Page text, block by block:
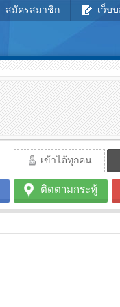
สมัครสมาชิก เว็บ
เข้าได้ทุกคน
ติดตามกระทู้